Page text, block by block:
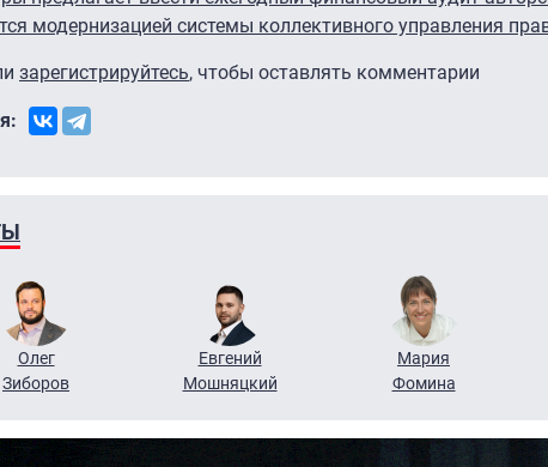
модернизацией системы коллективного управления
зарегистрируйтесь, чтобы оставлять комментарии
Олег
Зиборов
Евгений
Мошняцкий
Мария
Фомина